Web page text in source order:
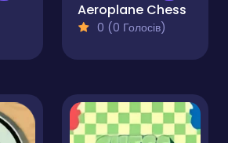
Aeroplane Chess
0 (0 Голосів)